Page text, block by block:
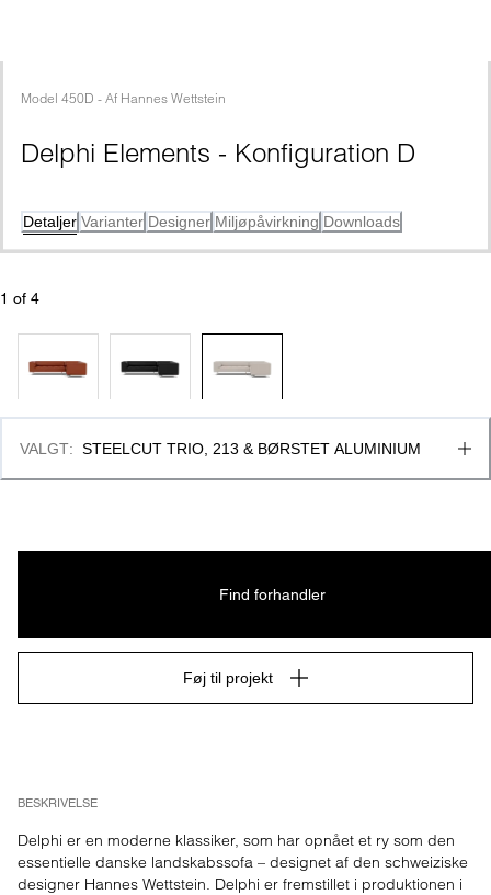
Model 450D - Af Hannes Wettstein
Delphi Elements - Konfiguration D
Detaljer Varianter Designer Miljøpåvirkning Downloads
1 of 4
BESKRIVELSE
Delphi er en moderne klassiker, som har opnået et ry som den
essentielle danske landskabssofa – designet af den schweiziske
designer Hannes Wettstein. Delphi er fremstillet i produktionen i
VALGT: STEELCUT TRIO, 213 & BØRSTET ALUMINIUM
Find forhandler
Føj til projekt